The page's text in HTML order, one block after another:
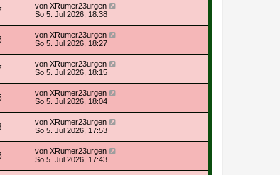
von XRumer23urgen
So 5. Jul 2026, 18:38
von XRumer23urgen
So 5. Jul 2026, 18:27
von XRumer23urgen
So 5. Jul 2026, 18:15
von XRumer23urgen
So 5. Jul 2026, 18:04
von XRumer23urgen
So 5. Jul 2026, 17:53
von XRumer23urgen
So 5. Jul 2026, 17:43